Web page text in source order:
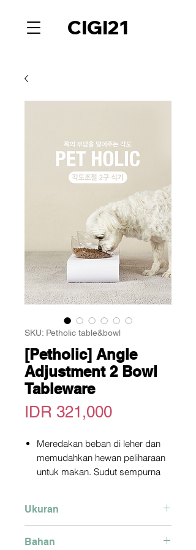
CIGI21
SKU: Petholic table&bowl
[Petholic] Angle
Adjustment 2 Bowl
Tableware
IDR 321,000Price
Meredakan beban di leher dan
memudahkan hewan peliharaan
untuk makan. Sudut sempurna
pencernaan.
Dilengkapi dengan magnet yang
kuat, tak tergoyahkan, tidak
Ukuran
Bahan